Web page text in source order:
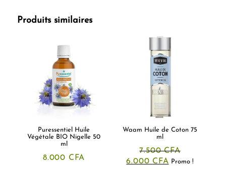
Produits similaires
Puressentiel Huile
Végétale BIO Nigelle 50
ml
8.000 CFA
Waam Huile de Coton 75
ml
7.500CFA
Le
6.000 CFA Le
Promo !